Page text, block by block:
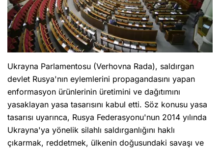
Ukrayna Parlamentosu (Verhovna Rada), saldırgan
devlet Rusya'nın eylemlerini propagandasını yapan
enformasyon ürünlerinin üretimini ve dağıtımını
yasaklayan yasa tasarısını kabul etti. Söz konusu yasa
tasarısı uyarınca, Rusya Federasyonu'nun 2014 yılında
Ukrayna'ya yönelik silahlı saldırganlığını haklı
çıkarmak, reddetmek, ülkenin doğusundaki savaşı ve